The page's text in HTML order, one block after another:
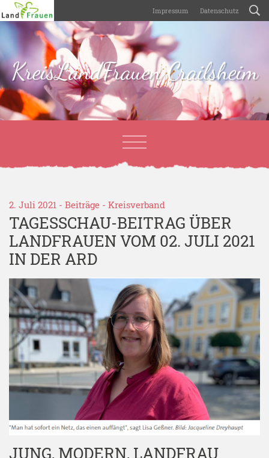
Impressum Datenschutz
KreisLandFrauen Crailsheim
2. Juli 2021 - Beiträge - Kreisverband
TAGESSCHAU-BEITRAG ÜBER
LANDFRAUEN VOM 02. JULI 2021
IN DER ARD
JUNG, MODERN, LANDFRAU